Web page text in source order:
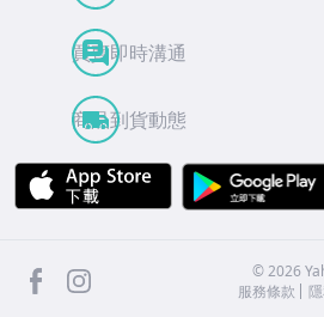
買賣即時溝通
商品到貨動態
APP Store
facebook ©2026
服務條款